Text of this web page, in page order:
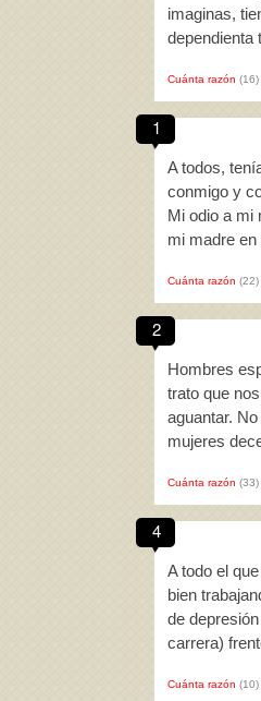
imaginas,
dependienta
Cuánta razón (16)
1
A todos,
conmigo y
Mi odio a mi
mi madre
Cuánta razón (22)
2
Hombres
trato que
aguantar.
mujeres
Cuánta razón (33)
4
A todo el
bien
de
carrera)
Cuánta razón (10)